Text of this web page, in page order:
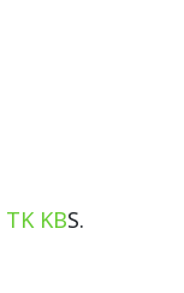
TK KBS.